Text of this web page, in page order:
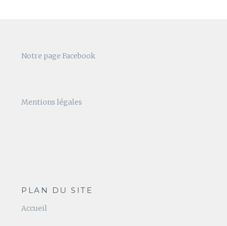
Notre page Facebook
Mentions légales
PLAN DU SITE
Accueil